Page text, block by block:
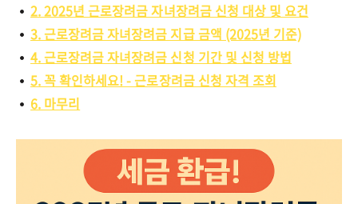
2. 2025년 근로장려금 자녀장려금 신청 대상 및 요건
3. 근로장려금 자녀장려금 지급 금액 (2025년 기준)
4. 근로장려금 자녀장려금 신청 기간 및 신청 방법
5. 꼭 확인하세요! - 근로장려금 신청 자격 조회
6. 마무리